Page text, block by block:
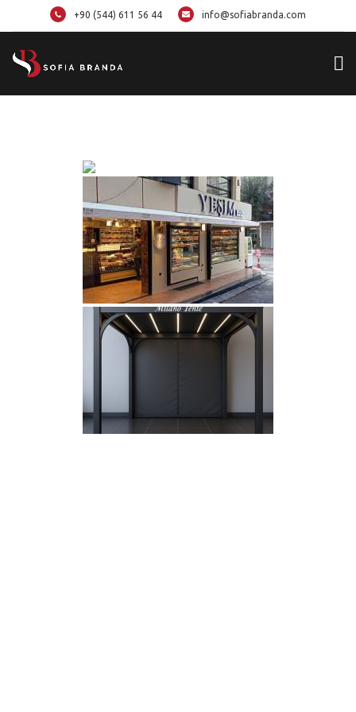
+90 (544) 611 56 44 info@sofiabranda.com